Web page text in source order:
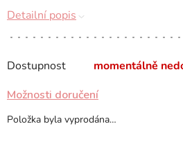
Dostupnost momentálně
Možnosti doručení
Položka byla vyprodána…
Detailní popis